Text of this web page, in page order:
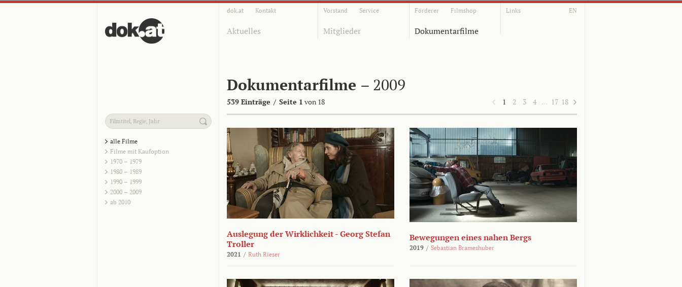
dok.at Kontakt Vorstand Service Förderer Filmshop Links EN
Aktuelles Mitglieder Dokumentarfilme
Dokumentarfilme – 2009
539 Einträge / Seite 1 von 18 1 2 3 4 … 17 18
alle Filme
Filme mit Kaufoption
1970 – 1979
1980 – 1989
1990 – 1999
2000 – 2009
ab 2010
Auslegung der Wirklichkeit - Georg Stefan
Troller
2021 / Ruth Rieser
Bewegungen eines nahen Bergs
2019 / Sebastian Brameshuber